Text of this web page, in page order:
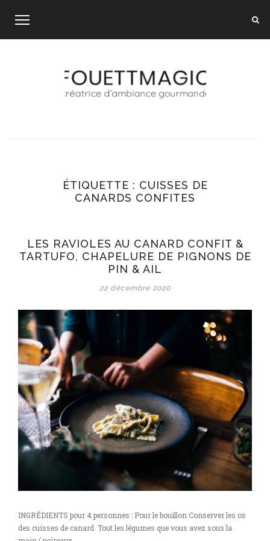
ÉTIQUETTE : CUISSES DE
CANARDS CONFITES
LES RAVIOLES AU CANARD CONFIT &
TARTUFO, CHAPELURE DE PIGNONS DE
PIN & AIL
22 décembre 2020
INGRÉDIENTS pour 4 personnes : Pour le bouillon Conserver les os
des cuisses de canard Tout les légumes que vous avez sous la